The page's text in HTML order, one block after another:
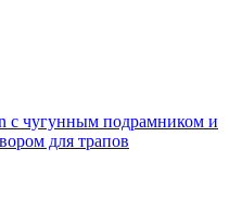
с чугунным подрамником и
для трапов